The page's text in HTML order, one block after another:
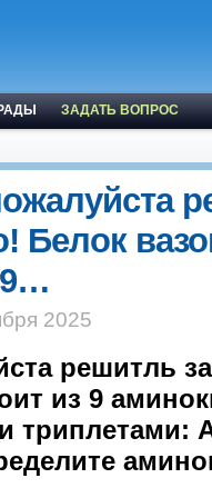
ЗАДАТЬ ВОПРОС
Белок
9…
2025
решитль
из 9